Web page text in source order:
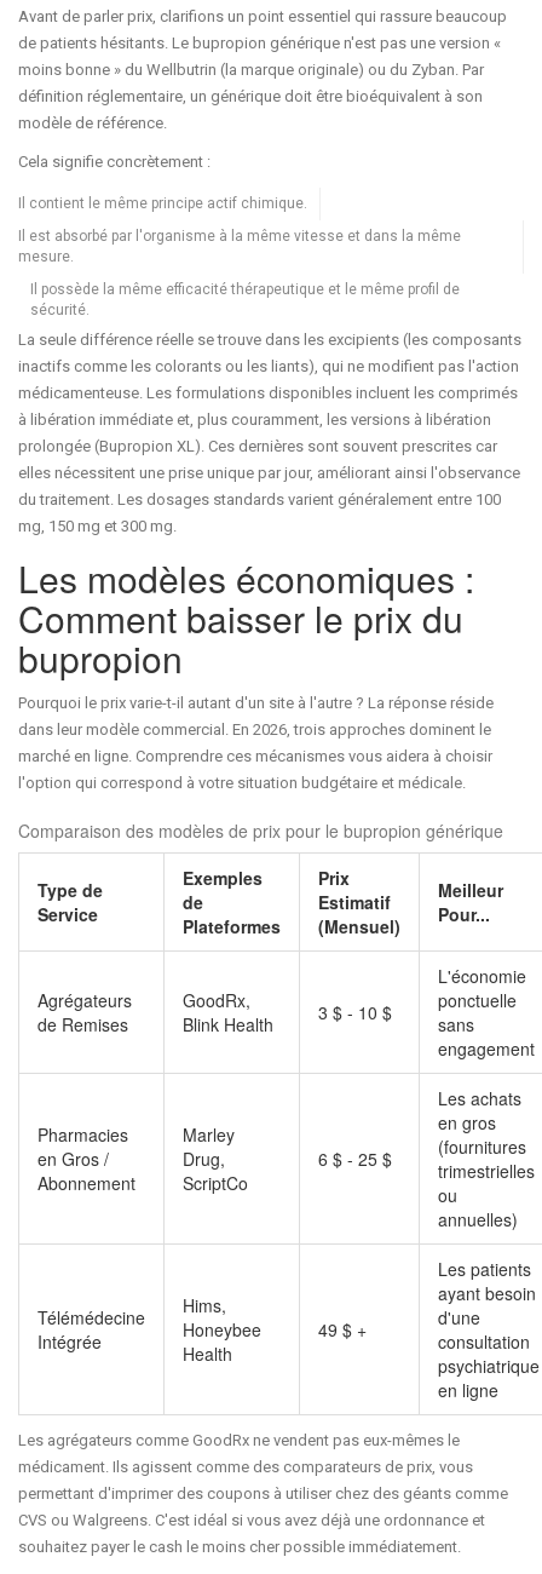
Avant de parler prix, clarifions un point essentiel qui rassure beaucoup
de patients hésitants. Le bupropion générique n'est pas une version «
moins bonne » du Wellbutrin (la marque originale) ou du Zyban. Par
définition réglementaire, un générique doit être bioéquivalent à son
modèle de référence.
Cela signifie concrètement :
Il contient le même principe actif chimique.
Il est absorbé par l'organisme à la même vitesse et dans la même
mesure.
Il possède la même efficacité thérapeutique et le même profil de
sécurité.
La seule différence réelle se trouve dans les excipients (les composants
inactifs comme les colorants ou les liants), qui ne modifient pas l'action
médicamenteuse. Les formulations disponibles incluent les comprimés
à libération immédiate et, plus couramment, les versions à libération
prolongée (Bupropion XL). Ces dernières sont souvent prescrites car
elles nécessitent une prise unique par jour, améliorant ainsi l'observance
du traitement. Les dosages standards varient généralement entre 100
mg, 150 mg et 300 mg.
Les modèles économiques :
Comment baisser le prix du
bupropion
Pourquoi le prix varie-t-il autant d'un site à l'autre ? La réponse réside
dans leur modèle commercial. En 2026, trois approches dominent le
marché en ligne. Comprendre ces mécanismes vous aidera à choisir
l'option qui correspond à votre situation budgétaire et médicale.
Comparaison des modèles de prix pour le bupropion générique
Type de
Service
Exemples
de
Plateformes
Prix
Estimatif
(Mensuel)
Meilleur
Pour...
Agrégateurs
de Remises
GoodRx,
Blink Health
3 $ - 10 $
L'économie
ponctuelle
sans
engagement
Pharmacies
en Gros /
Abonnement
Marley
Drug,
ScriptCo
6 $ - 25 $
Les achats
en gros
(fournitures
trimestrielles
ou
annuelles)
Télémédecine
Intégrée
Hims,
Honeybee
Health
49 $ +
Les patients
ayant besoin
d'une
consultation
psychiatrique
en ligne
Les agrégateurs comme GoodRx ne vendent pas eux-mêmes le
médicament. Ils agissent comme des comparateurs de prix, vous
permettant d'imprimer des coupons à utiliser chez des géants comme
CVS ou Walgreens. C'est idéal si vous avez déjà une ordonnance et
souhaitez payer le cash le moins cher possible immédiatement.